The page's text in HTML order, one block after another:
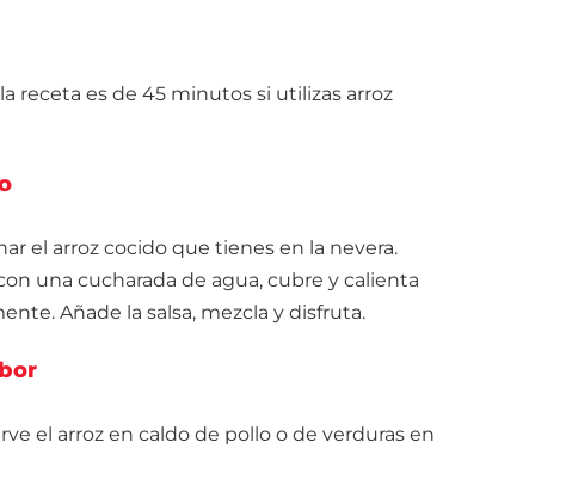
receta es de 45 minutos si utilizas arroz
el arroz cocido que tienes en la nevera.
una cucharada de agua, cubre y calienta
Añade la salsa, mezcla y disfruta.
el arroz en caldo de pollo o de verduras en